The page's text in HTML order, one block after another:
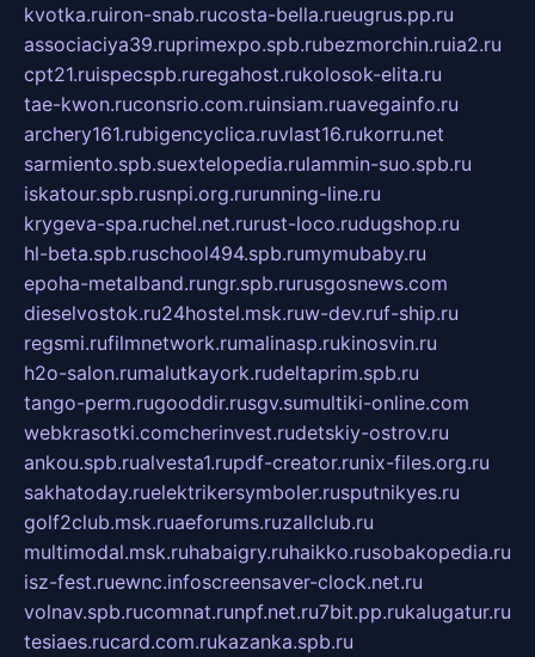
kvotka.ruiron-snab.rucosta-bella.rueugrus.pp.ru
associaciya39.ruprimexpo.spb.rubezmorchin.ruia2.ru
cpt21.ruispecspb.ruregahost.rukolosok-elita.ru
tae-kwon.ruconsrio.com.ruinsiam.ruavegainfo.ru
archery161.rubigencyclica.ruvlast16.rukorru.net
sarmiento.spb.suextelopedia.rulammin-suo.spb.ru
iskatour.spb.rusnpi.org.rurunning-line.ru
krygeva-spa.ruchel.net.rurust-loco.rudugshop.ru
hl-beta.spb.ruschool494.spb.rumymubaby.ru
epoha-metalband.rungr.spb.rurusgosnews.com
dieselvostok.ru24hostel.msk.ruw-dev.ruf-ship.ru
regsmi.rufilmnetwork.rumalinasp.rukinosvin.ru
h2o-salon.rumalutkayork.rudeltaprim.spb.ru
tango-perm.rugooddir.rusgv.sumultiki-online.com
webkrasotki.comcherinvest.rudetskiy-ostrov.ru
ankou.spb.rualvesta1.rupdf-creator.runix-files.org.ru
sakhatoday.ruelektrikersymboler.rusputnikyes.ru
golf2club.msk.ruaeforums.ruzallclub.ru
multimodal.msk.ruhabaigry.ruhaikko.rusobakopedia.ru
isz-fest.ruewnc.infoscreensaver-clock.net.ru
volnav.spb.rucomnat.runpf.net.ru7bit.pp.rukalugatur.ru
tesiaes.rucard.com.rukazanka.spb.ru